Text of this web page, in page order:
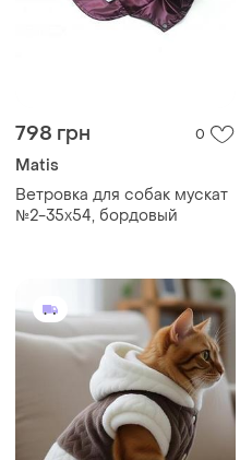
798 грн 0
Matis
Ветровка для собак мускат
№2-35х54, бордовый